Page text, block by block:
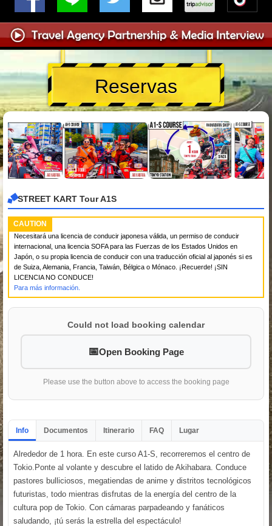
Reservas
STREET KART Tour A1S
CAUTION
Necesitará una licencia de conducir japonesa válida, un permiso de conducir
internacional, una licencia SOFA para las Fuerzas de los Estados Unidos en
Japón, o su propia licencia de conducir con una traducción oficial al japonés si es
de Suiza, Alemania, Francia, Taiwán, Bélgica o Mónaco. ¡Recuerde! ¡SIN
LICENCIA NO CONDUCE!
Para más información.
Could not load booking calendar
Open Booking Page
Please use the button above to access the booking page
Info Documentos Itinerario FAQ Lugar
Alrededor de 1 hora. En este curso A1-S, recorreremos el centro de
Tokio.Ponte al volante y descubre el latido de Akihabara. Conduce
pastores bulliciosos, megatiendas de anime y distritos tecnológicos
futuristas, todo mientras disfrutas de la energía del centro de la
cultura pop de Tokio. Con cámaras parpadeando y fanáticos
saludando, ¡tú serás la estrella del espectáculo!